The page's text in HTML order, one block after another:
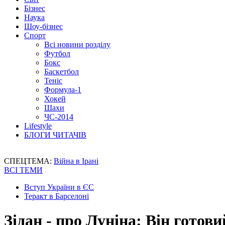
Бізнес
Наука
Шоу-бізнес
Спорт
Всі новини розділу
Футбол
Бокс
Баскетбол
Теніс
Формула-1
Хокей
Шахи
ЧС-2014
Lifestyle
БЛОГИ ЧИТАЧІВ
СПЕЦТЕМА: Війна в Ірані
ВСІ ТЕМИ
Вступ України в ЄС
Теракт в Барселоні
Зідан - про Луніна: Він